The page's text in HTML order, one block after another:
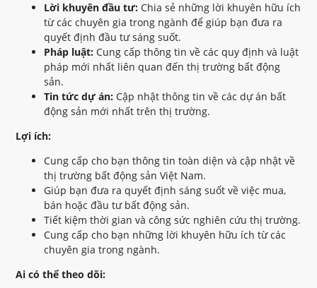
Lời khuyên đầu tư: Chia sẻ những lời khuyên hữu ích
từ các chuyên gia trong ngành để giúp bạn đưa ra
quyết định đầu tư sáng suốt.
Pháp luật: Cung cấp thông tin về các quy định và luật
pháp mới nhất liên quan đến thị trường bất động
sản.
Tin tức dự án: Cập nhật thông tin về các dự án bất
động sản mới nhất trên thị trường.
Lợi ích:
Cung cấp cho bạn thông tin toàn diện và cập nhật về
thị trường bất động sản Việt Nam.
Giúp bạn đưa ra quyết định sáng suốt về việc mua,
bán hoặc đầu tư bất động sản.
Tiết kiệm thời gian và công sức nghiên cứu thị trường.
Cung cấp cho bạn những lời khuyên hữu ích từ các
chuyên gia trong ngành.
Ai có thể theo dõi: